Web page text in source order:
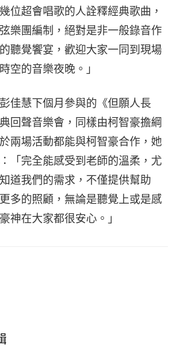
位超會唱歌的人詮釋經典歌曲，
樂團編制，絕對是非一般錄音作
聽覺饗宴，歡迎大家一同到現場
空的音樂夜晚。」
佳慧下個月參與的《但願人長
回聲音樂會，同樣由柯智豪擔綱
兩場活動都能與柯智豪合作，她
「完全能感受到老師的溫柔，尤
道我們的需求，不僅提供幫助
多的照顧，無論是聽覺上或是感
神在大家都很安心。」